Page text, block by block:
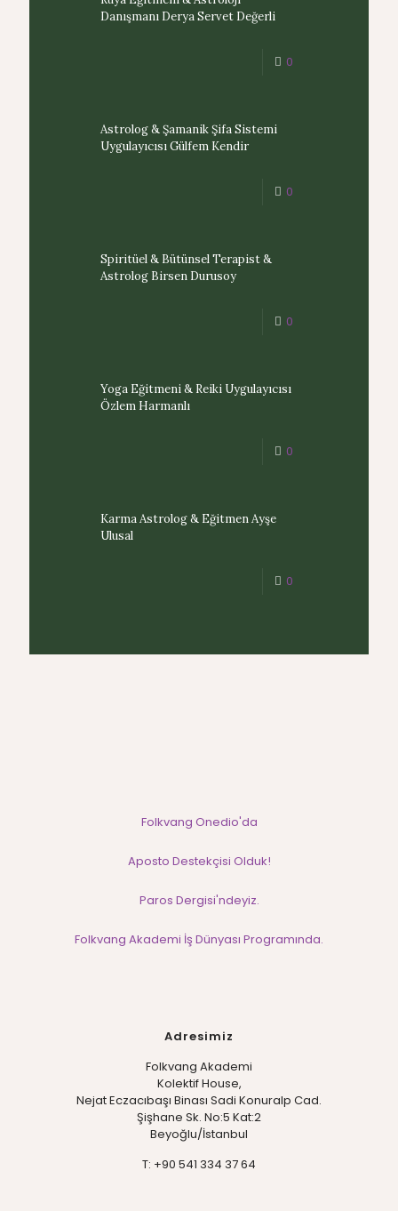
Danışmanı Derya Servet Değerli
0
Astrolog & Şamanik Şifa Sistemi
Uygulayıcısı Gülfem Kendir
0
Spiritüel & Bütünsel Terapist &
Astrolog Birsen Durusoy
0
Yoga Eğitmeni & Reiki Uygulayıcısı
Özlem Harmanlı
0
Karma Astrolog & Eğitmen Ayşe
Ulusal
0
Folkvang Onedio'da
Aposto Destekçisi Olduk!
Paros Dergisi'ndeyiz.
Folkvang Akademi İş Dünyası Programında.
Adresimiz
Folkvang Akademi
Kolektif House,
Nejat Eczacıbaşı Binası Sadi Konuralp Cad.
Şişhane Sk. No:5 Kat:2
Beyoğlu/İstanbul
T: +90 541 334 37 64